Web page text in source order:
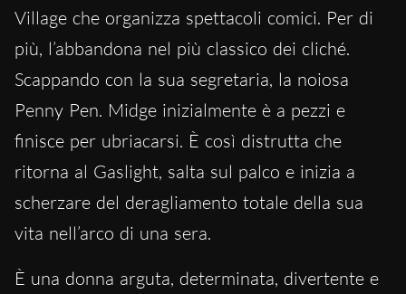
Village che organizza spettacoli comici. Per di
più, l’abbandona nel più classico dei cliché.
Scappando con la sua segretaria, la noiosa
Penny Pen. Midge inizialmente è a pezzi e
finisce per ubriacarsi. È così distrutta che
ritorna al Gaslight, salta sul palco e inizia a
scherzare del deragliamento totale della sua
vita nell’arco di una sera.
È una donna arguta, determinata, divertente e